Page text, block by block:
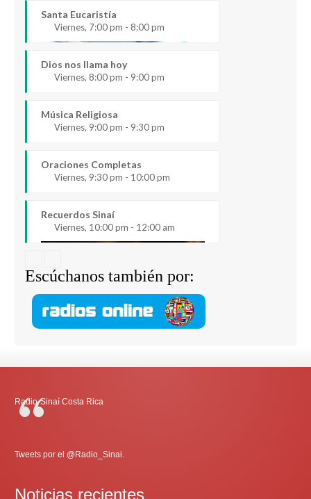
Santa Eucaristía
Viernes, 7:00 pm - 8:00 pm
Dios nos llama hoy
Viernes, 8:00 pm - 9:00 pm
Música Religiosa
Viernes, 9:00 pm - 9:30 pm
Oraciones Completas
Viernes, 9:30 pm - 10:00 pm
Recuerdos Sinaí
Viernes, 10:00 pm - 12:00 am
Escúchanos también por:
Radio-Sinaí Costa Rica
Tweets por el @Radio_Sinai.
Noticias recientes